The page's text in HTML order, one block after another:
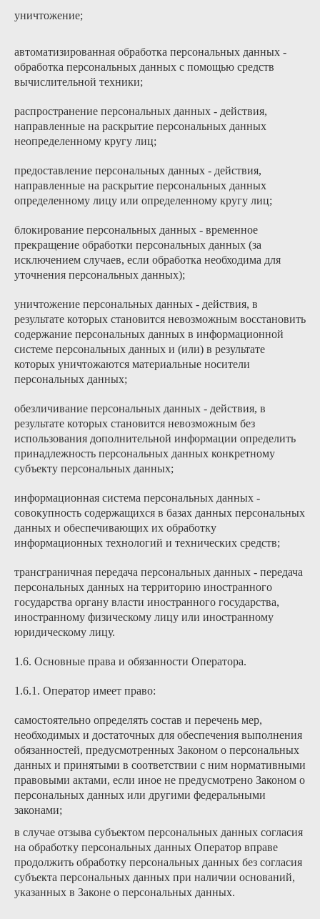
уничтожение;
автоматизированная обработка персональных данных -
обработка персональных данных с помощью средств
вычислительной техники;
распространение персональных данных - действия,
направленные на раскрытие персональных данных
неопределенному кругу лиц;
предоставление персональных данных - действия,
направленные на раскрытие персональных данных
определенному лицу или определенному кругу лиц;
блокирование персональных данных - временное
прекращение обработки персональных данных (за
исключением случаев, если обработка необходима для
уточнения персональных данных);
уничтожение персональных данных - действия, в
результате которых становится невозможным восстановить
содержание персональных данных в информационной
системе персональных данных и (или) в результате
которых уничтожаются материальные носители
персональных данных;
обезличивание персональных данных - действия, в
результате которых становится невозможным без
использования дополнительной информации определить
принадлежность персональных данных конкретному
субъекту персональных данных;
информационная система персональных данных -
совокупность содержащихся в базах данных персональных
данных и обеспечивающих их обработку
информационных технологий и технических средств;
трансграничная передача персональных данных - передача
персональных данных на территорию иностранного
государства органу власти иностранного государства,
иностранному физическому лицу или иностранному
юридическому лицу.
1.6. Основные права и обязанности Оператора.
1.6.1. Оператор имеет право:
самостоятельно определять состав и перечень мер,
необходимых и достаточных для обеспечения выполнения
обязанностей, предусмотренных Законом о персональных
данных и принятыми в соответствии с ним нормативными
правовыми актами, если иное не предусмотрено Законом о
персональных данных или другими федеральными
законами;
в случае отзыва субъектом персональных данных согласия
на обработку персональных данных Оператор вправе
продолжить обработку персональных данных без согласия
субъекта персональных данных при наличии оснований,
указанных в Законе о персональных данных.